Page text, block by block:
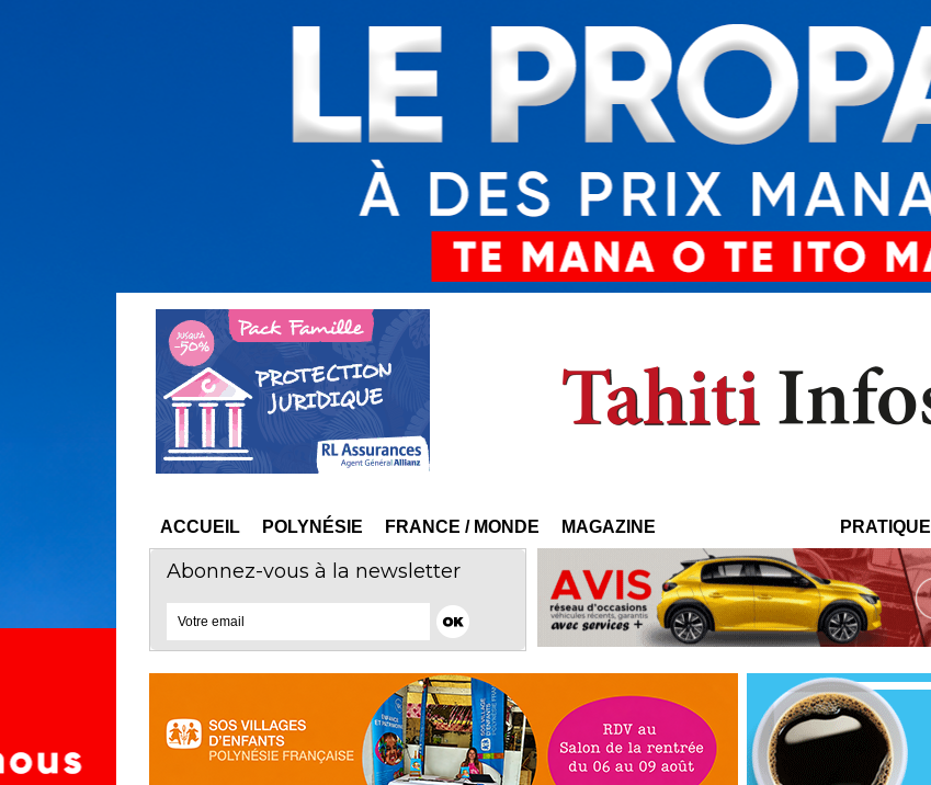
ACCUEIL POLYNÉSIE FRANCE / MONDE MAGAZINE PRATIQUE
Abonnez-vous à la newsletter